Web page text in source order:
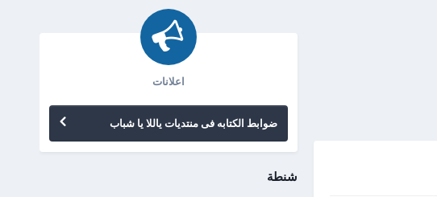
اعلانات
ضوابط الكتابه فى منتديات ياللا يا شباب
شنطة